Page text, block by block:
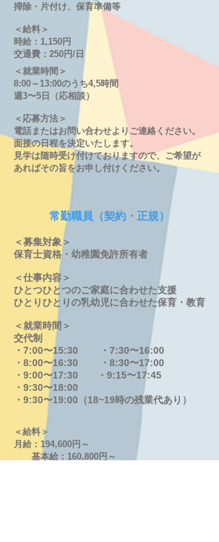
掃除・片付け、保育準備等
＜給料＞
時給：1,150円
交通費：250円/​日​​
＜就業時間＞
8:00～13:00のうち4,5時間
週3〜5日（応相談）
＜応募方法＞
電話またはお問い合わせよりご連絡ください。
面接の日程を決定いたします。
見学は随時受け付けておりますので、ご希望が
あればその旨をお申し付けください。
​常勤職員（契約・正規）
＜募集対象＞
保育士資格・幼稚園免許所有者
＜仕事内容＞
ひとつひとつのご家庭に合わせた支援
ひとりひとりの乳幼児に合わせた保育・教育
＜就業時間＞
交代制
・7:00〜15:30 ・7:30〜16:00
・8:00〜16:30 ・8:30〜17:00
・9:00〜17:30 ・9:15〜17:45
・9:30〜18:00
・9:30〜19:00（18~19時の残業代あり）
＜給料＞
月給：194,600円～
基本給：160,800円～